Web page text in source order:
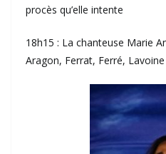
procès qu’elle intente
18h15 : La chanteuse Marie
Aragon, Ferrat, Ferré, Lavoine